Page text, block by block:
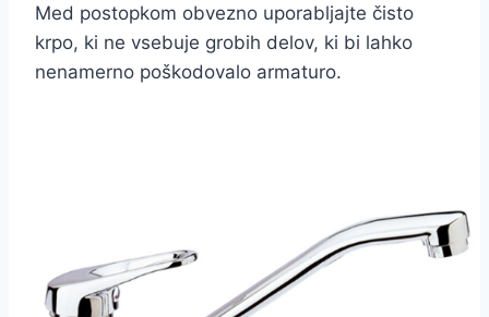
Med postopkom obvezno uporabljajte čisto
krpo, ki ne vsebuje grobih delov, ki bi lahko
nenamerno poškodovalo armaturo.